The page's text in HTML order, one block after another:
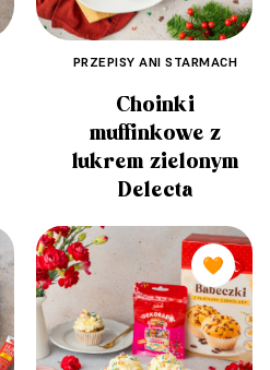
PRZEPISY ANI STARMACH
Choinki
muffinkowe z
lukrem zielonym
Delecta
🧡